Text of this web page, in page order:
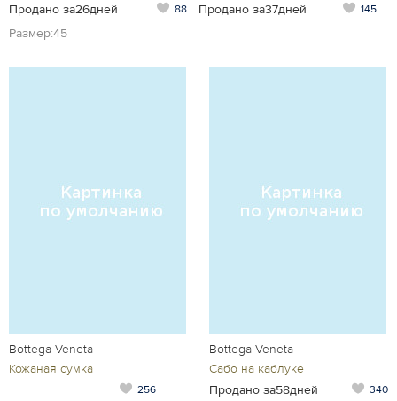
Продано за26дней
88
Размер:45
Продано за37дней
145
Bottega Veneta
Кожаная сумка
256
Bottega Veneta
Сабо на каблуке
Продано за58дней
340